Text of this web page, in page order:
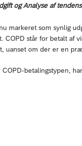
og Analyse af
markeret som synlig
står for betalt af
uanset om der er en
betalingstypen,